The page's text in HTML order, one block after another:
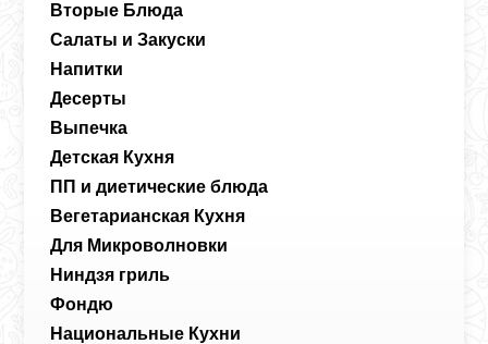
Вторые Блюда
Салаты и Закуски
Напитки
Десерты
Выпечка
Детская Кухня
ПП и диетические блюда
Вегетарианская Кухня
Для Микроволновки
Ниндзя гриль
Фондю
Национальные Кухни